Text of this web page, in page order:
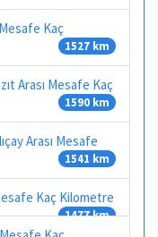
Kaç
1527 km
Arası Mesafe Kaç
1590 km
Arası Mesafe
1541 km
Kaç Kilometre
1477 km